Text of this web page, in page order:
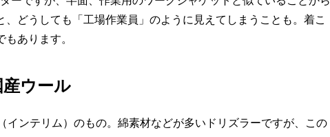
どうしても「工場作業員」のように見えてしまうことも。着こ
あります。
ウール
ンテリム）のもの。綿素材などが多いドリズラーですが、この